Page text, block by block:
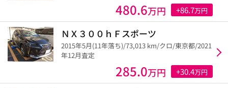
480.6万円 +86.7万円
ＮＸ３００ｈＦスポーツ
2015年5月(11年落ち)/73,013 km/クロ/東京都/2021
年12月査定
285.0万円 +30.4万円